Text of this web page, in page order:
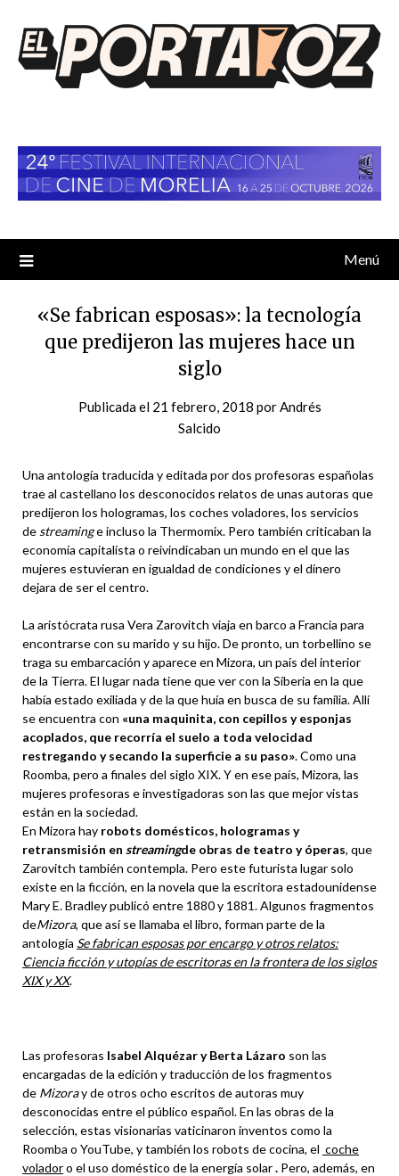
contenido
Menú
«Se fabrican esposas»: la tecnología
que predijeron las mujeres hace un
siglo
Publicada el 21 febrero, 2018 porAndrés
Salcido
Una antología traducida y editada por dos profesoras españolas
trae al castellano los desconocidos relatos de unas autoras que
predijeron los hologramas, los coches voladores, los servicios
de streaminge incluso la Thermomix. Pero también criticaban la
economía capitalista o reivindicaban un mundo en el que las
mujeres estuvieran en igualdad de condiciones y el dinero
dejara de ser el centro.
La aristócrata rusa Vera Zarovitch viaja en barco a Francia para
encontrarse con su marido y su hijo. De pronto, un torbellino se
traga su embarcación y aparece en Mizora, un país del interior
de la Tierra. El lugar nada tiene que ver con la Siberia en la que
había estado exiliada y de la que huía en busca de su familia. Allí
se encuentra con «una maquinita, con cepillos y esponjas
acoplados, que recorría el suelo a toda velocidad
restregando y secando la superficie a su paso». Como una
Roomba, pero a finales del siglo XIX. Y en ese país, Mizora, las
mujeres profesoras e investigadoras son las que mejor vistas
están en la sociedad.
En Mizora hay robots domésticos, hologramas y
retransmisión en streamingde obras de teatro y óperas, que
Zarovitch también contempla. Pero este futurista lugar solo
existe en la ficción, en la novela que la escritora estadounidense
Mary E. Bradley publicó entre 1880 y 1881. Algunos fragmentos
deMizora, que así se llamaba el libro, forman parte de la
antología Se fabrican esposas por encargo y otros relatos:
Ciencia ficción y utopías de escritoras en la frontera de los siglos
XIX y XX.
Las profesoras Isabel Alquézar y Berta Lázaro son las
encargadas de la edición y traducción de los fragmentos
de Mizoray de otros ocho escritos de autoras muy
desconocidas entre el público español. En las obras de la
selección, estas visionarias vaticinaron inventos como la
Roomba o YouTube, y también los robots de cocina, el coche
voladoro el uso doméstico de la energía solar. Pero, además, en